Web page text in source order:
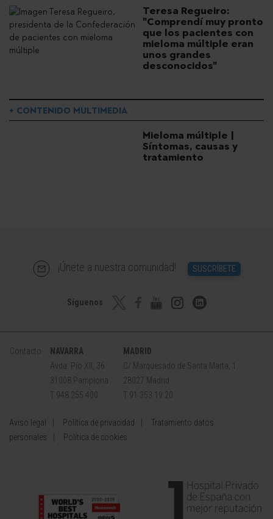
Teresa Regueiro:
"Comprendí muy pronto
que los pacientes con
mieloma múltiple eran
unos grandes
desconocidos"
+ CONTENIDO MULTIMEDIA
Mieloma múltiple |
Síntomas, causas y
tratamiento
¡Únete a nuestra comunidad! SUSCRÍBETE
Síguenos
Contacto
NAVARRA
Avda. Pío XII, 36
31008 Pamplona
T 948 255 400
MADRID
C/ Marquesado de Santa Marta, 1
28027 Madrid
T 91 353 19 20
Aviso legal Política de privacidad
Tratamiento datos
personales
Política de cookies